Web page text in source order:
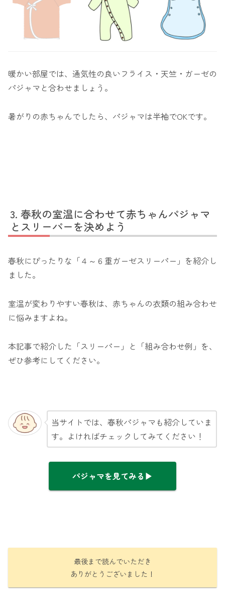
暖かい部屋では、通気性の良いフライス・天竺・ガーゼの
パジャマと合わせましょう。
暑がりの赤ちゃんでしたら、パジャマは半袖でOKです。
春秋の室温に合わせて赤ちゃんパジャマ
とスリーパーを決めよう
春秋にぴったりな「４～６重ガーゼスリーパー」を紹介し
ました。
室温が変わりやすい春秋は、赤ちゃんの衣類の組み合わせ
に悩みますよね。
本記事で紹介した「スリーパー」と「組み合わせ例」を、
ぜひ参考にしてください。
当サイトでは、春秋パジャマも紹介していま
す。よければチェックしてみてください！
パジャマを見てみる▶
最後まで読んでいただき
ありがとうございました！